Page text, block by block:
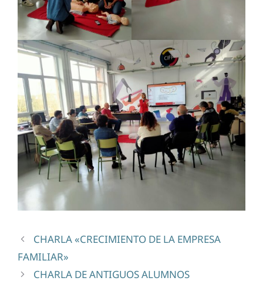
CHARLA «CRECIMIENTO DE LA EMPRESA
FAMILIAR»
CHARLA DE ANTIGUOS ALUMNOS